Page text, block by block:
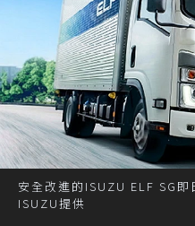
安全改進的ISUZU ELF SG
ISUZU提供